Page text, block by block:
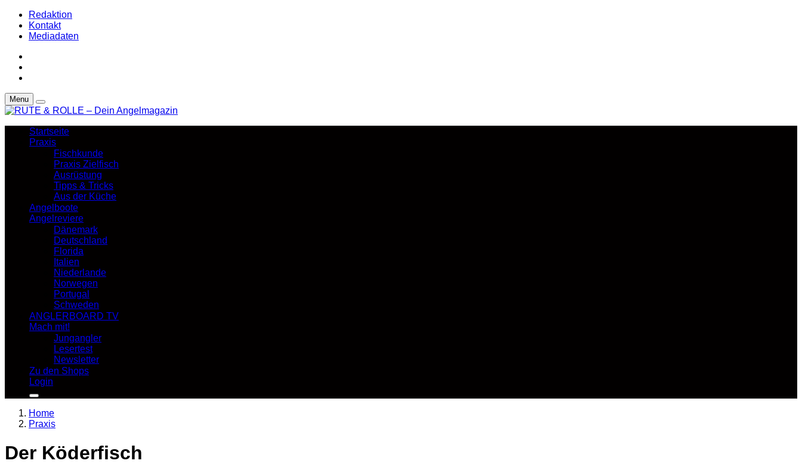
Redaktion
Kontakt
Mediadaten
Menu
Startseite
Praxis
Fischkunde
Praxis Zielfisch
Ausrüstung
Tipps & Tricks
Aus der Küche
Angelboote
Angelreviere
Dänemark
Deutschland
Florida
Italien
Niederlande
Norwegen
Portugal
Schweden
ANGLERBOARD TV
Mach mit!
Jungangler
Lesertest
Newsletter
Zu den Shops
Login
Home
Praxis
Der Köderfisch